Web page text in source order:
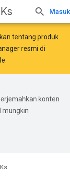
Masuk
tentang produk
resmi di
konten
mungkin